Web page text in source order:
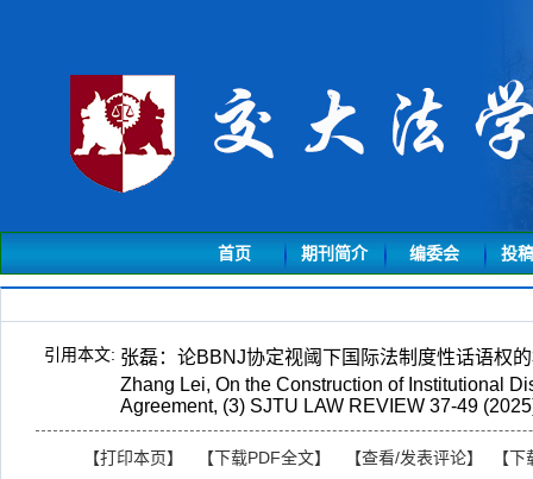
首页 期刊简介 编委会 投
引用本文: 张磊：论BBNJ协定视阈下国际法制度性话语权
Zhang Lei, On the Construction of Institutional
Agreement, (3) SJTU LAW REVIEW 37-49
【打印本页】 【下载PDF全文】 【查看/发表评论】 【下